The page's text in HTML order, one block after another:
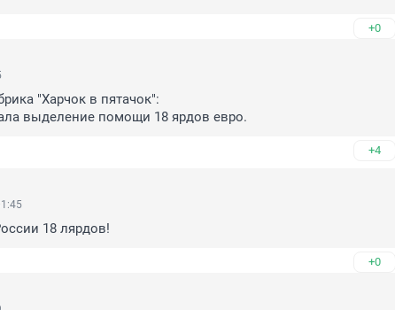
+0
"Харчок в пятачок":
выделение помощи 18 ярдов евро.
+4
18 лярдов!
+0